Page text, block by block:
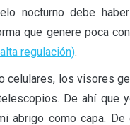
nocturno debe
que genere poca
regulación).
celulares, los visores
De ahí que
abrigo como capa. De